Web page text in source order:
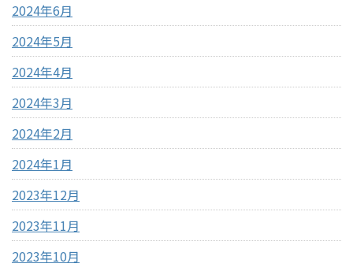
2024年6月
2024年5月
2024年4月
2024年3月
2024年2月
2024年1月
2023年12月
2023年11月
2023年10月